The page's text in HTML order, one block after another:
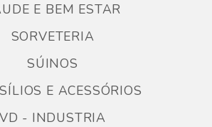
E BEM ESTAR
SORVETERIA
SÚINOS
E ACESSÓRIOS
VD - INDUSTRIA